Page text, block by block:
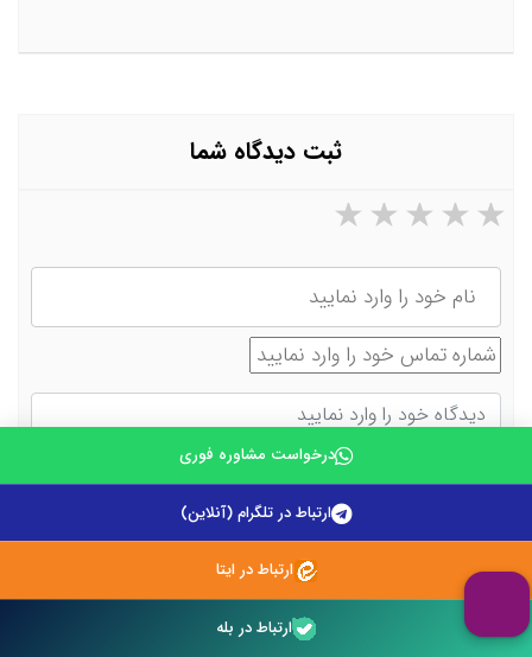
ثبت دیدگاه شما
۵ ستاره از ۵ ۴ ستاره از ۵ ۳ ستاره از ۵ ۲ ستاره از ۵
نام
شماره تماس
دیدگاه
حاصل جمع مقابل را وارد نمایید: (5 + 4)
درخواست مشاوره فوری
ارتباط در تلگرام (آنلاین)
ارتباط در ایتا
ارتباط در بله